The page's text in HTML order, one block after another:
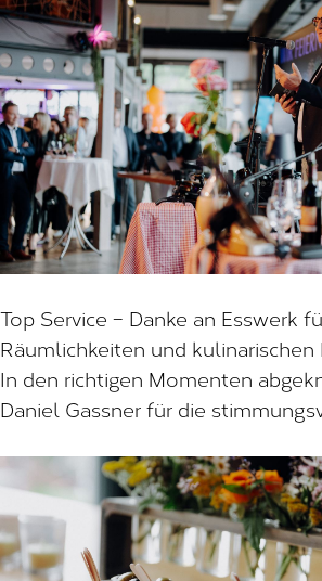
Top Service – Danke an Esswerk
Räumlichkeiten und kulinarischen
In den richtigen Momenten
Daniel Gassner für die